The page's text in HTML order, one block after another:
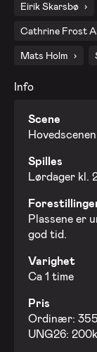
Eirik Skarsbø
Cathrine Frost
Mats Holm
Info
Scene
Hovedscenen
Spilles
Lørdager kl.
Plassene er
god tid.
Varighet
Ca 1 time
Pris
Ordinær:
UNG26: